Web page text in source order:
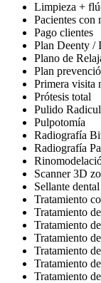
Limpieza +
Pacientes con
Pago clientes
Plan Deenty /
Plano de
Plan
Primera visita
Prótesis total
Pulido
Pulpotomía
Radiografía
Radiografía
Scanner 3D
Sellante dental
Tratamiento
Tratamiento
Tratamiento
Tratamiento
Tratamiento
Tratamiento
Tratamiento